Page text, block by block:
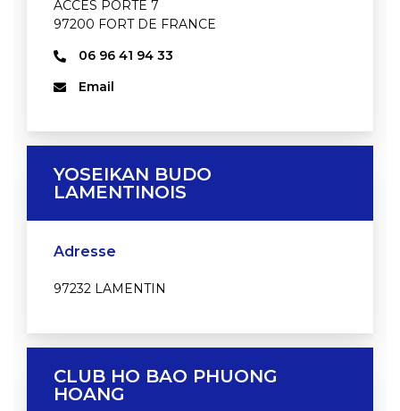
ACCES PORTE 7
97200 FORT DE FRANCE
06 96 41 94 33
Email
YOSEIKAN BUDO
LAMENTINOIS
Adresse
97232 LAMENTIN
CLUB HO BAO PHUONG
HOANG